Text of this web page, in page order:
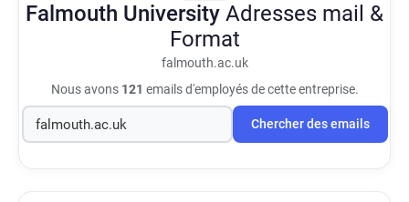
Falmouth University Adresses mail &
Format
falmouth.ac.uk
Nous avons 121 emails d'employés de cette entreprise.
Chercher des emails